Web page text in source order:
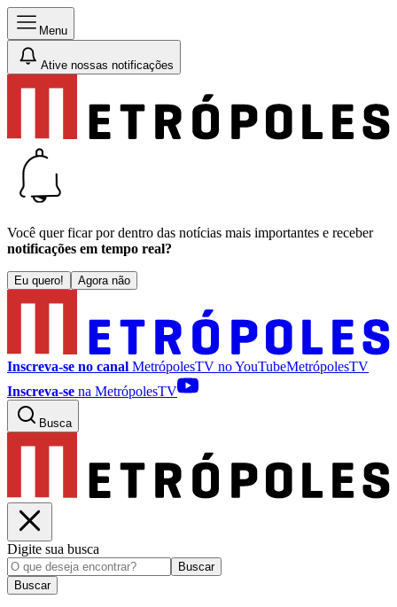
Menu
Ative nossas notificações
Você quer ficar por dentro das notícias mais importantes e receber
notificações em tempo real?
Eu quero! Agora não
Inscreva-se no canal MetrópolesTV noYouTubeMetrópolesTV
Inscreva-se na MetrópolesTV
Busca
Digite sua busca
Buscar
Buscar